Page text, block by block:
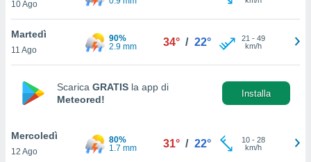
un
la
nella
10 Ago
Martedì
11 Ago
90%
2.9 mm
34° / 22° 21 - 49
km/h
Scarica GRATIS la app di
Meteored!
Installa
Mercoledì
12 Ago
80%
1.7 mm
31° / 22° 10- 28
km/h